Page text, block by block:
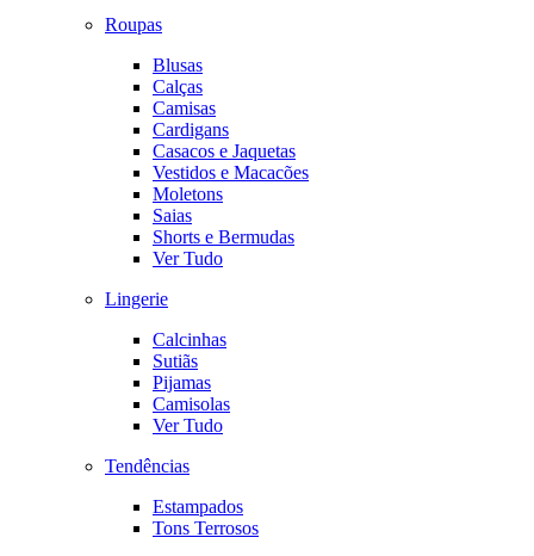
Roupas
Blusas
Calças
Camisas
Cardigans
Casacos e Jaquetas
Vestidos e Macacões
Moletons
Saias
Shorts e Bermudas
Ver Tudo
Lingerie
Calcinhas
Sutiãs
Pijamas
Camisolas
Ver Tudo
Tendências
Estampados
Tons Terrosos